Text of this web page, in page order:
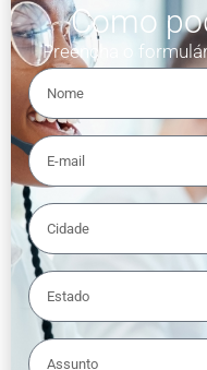
Como
Preencha o